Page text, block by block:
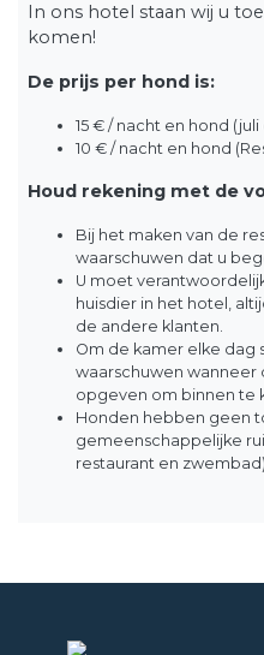
In ons hotel staan wij u
komen!
De prijs per hond is:
15 € / nacht en hond (juli
10 € / nacht en hond
Houd rekening met de
Bij het maken van de
waarschuwen dat u
U moet
huisdier in het hotel,
de andere klanten.
Om de kamer elke dag
waarschuwen wanneer
opgeven om binnen te
Honden hebben geen
gemeenschappelijke
restaurant en